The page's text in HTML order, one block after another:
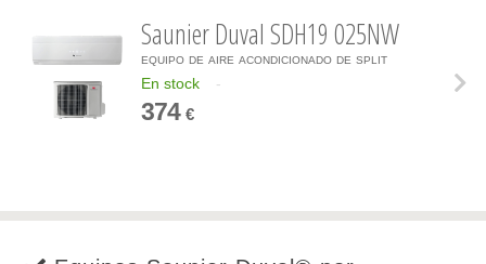
Saunier Duval SDH19 025NW
equipo de aire acondicionado de split
En stock
-
374€